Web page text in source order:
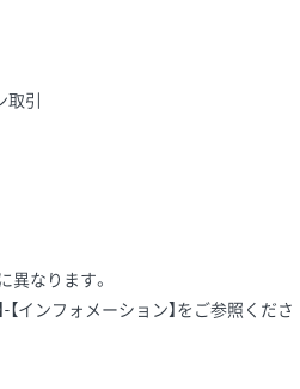
引
異なります。
-【インフォメーション】をご参照くださ